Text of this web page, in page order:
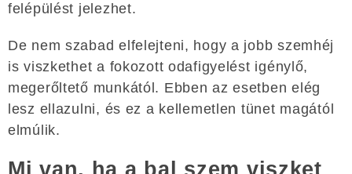
felépülést jelezhet.
De nem szabad elfelejteni, hogy a jobb szemhéj
is viszkethet a fokozott odafigyelést igénylő,
megerőltető munkától. Ebben az esetben elég
lesz ellazulni, és ez a kellemetlen tünet magától
elmúlik.
Mi van, ha a bal szem viszket